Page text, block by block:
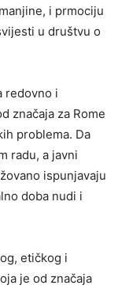
i prmociju
u društvu o
redovno i
značaja za Rome
problema. Da
radu, a javni
ispunjavaju
doba nudi i
etičkog i
je od značaja